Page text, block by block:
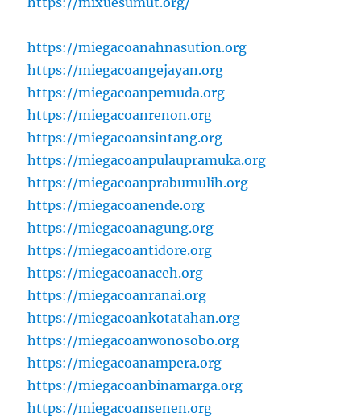
https://miegacoanahnasution.org
https://miegacoangejayan.org
https://miegacoanpemuda.org
https://miegacoanrenon.org
https://miegacoansintang.org
https://miegacoanpulaupramuka.org
https://miegacoanprabumulih.org
https://miegacoanende.org
https://miegacoanagung.org
https://miegacoantidore.org
https://miegacoanaceh.org
https://miegacoanranai.org
https://miegacoankotatahan.org
https://miegacoanwonosobo.org
https://miegacoanampera.org
https://miegacoanbinamarga.org
https://miegacoansenen.org